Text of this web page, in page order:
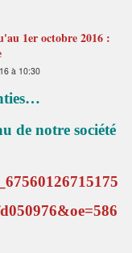
1er octobre 2016 :
à 10:30
de notre société